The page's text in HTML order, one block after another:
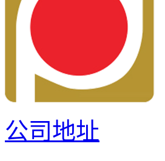
公司地址